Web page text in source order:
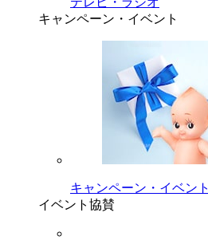
キャンペーン・イベント
キャンペーン・イベント
イベント協賛